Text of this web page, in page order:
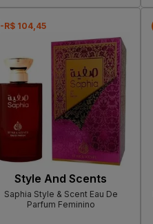
-R$ 104,45
Style And Scents
Saphia Style & Scent Eau De
Parfum Feminino